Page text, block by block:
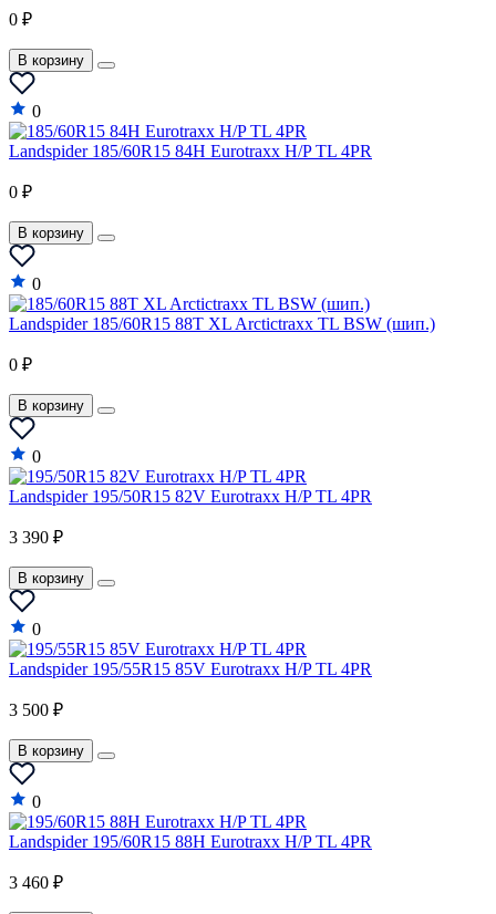
0 ₽
В корзину
0
Landspider 185/60R15 84H Eurotraxx H/P TL 4PR
0 ₽
В корзину
0
Landspider 185/60R15 88T XL Arctictraxx TL BSW (шип.)
0 ₽
В корзину
0
Landspider 195/50R15 82V Eurotraxx H/P TL 4PR
3 390 ₽
В корзину
0
Landspider 195/55R15 85V Eurotraxx H/P TL 4PR
3 500 ₽
В корзину
0
Landspider 195/60R15 88H Eurotraxx H/P TL 4PR
3 460 ₽